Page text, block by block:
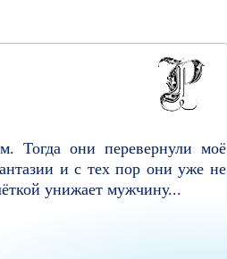
Тогда они перевернули моё
и с тех пор они уже не
унижает мужчину...